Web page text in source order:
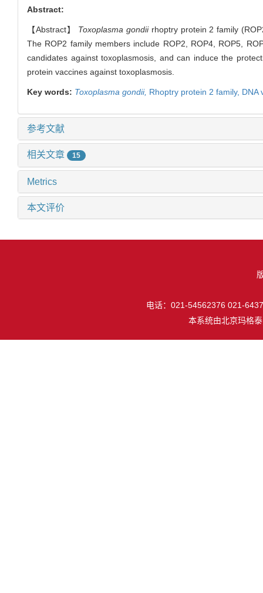
Abstract:
【Abstract】 Toxoplasma gondiirhoptry protein 2 family
The ROP2 family members include ROP2, ROP4, ROP5,
candidates against toxoplasmosis, and can induce the
protein vaccines against toxoplasmosis.
Key words: Toxoplasma gondii, Rhoptry protein 2 family, DNA
参考文献
相关文章 15
Metrics
本文评价
电话：021-54562376 021-
本系统由北京玛格